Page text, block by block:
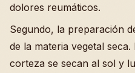
dolores reumáticos.
Segundo, la preparación
de la materia vegetal
corteza se secan al sol y